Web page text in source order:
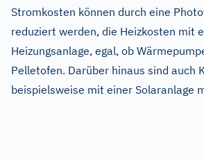
Stromkosten können durch eine
reduziert werden, die Heizkosten mit
Heizungsanlage, egal, ob
Pelletofen. Darüber hinaus sind auch
beispielsweise mit einer Solaranlage